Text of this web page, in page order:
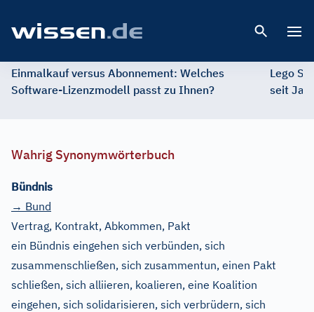
Einmalkauf versus Abonnement: Welches
Software-Lizenzmodell passt zu Ihnen?
Lego
seit
Wahrig Synonymwörterbuch
Bündnis
→ Bund
Vertrag, Kontrakt, Abkommen, Pakt
ein Bündnis eingehen sich verbünden, sich
zusammenschließen, sich zusammentun, einen Pakt
schließen, sich alliieren, koalieren, eine Koalition
eingehen, sich solidarisieren, sich verbrüdern, sich